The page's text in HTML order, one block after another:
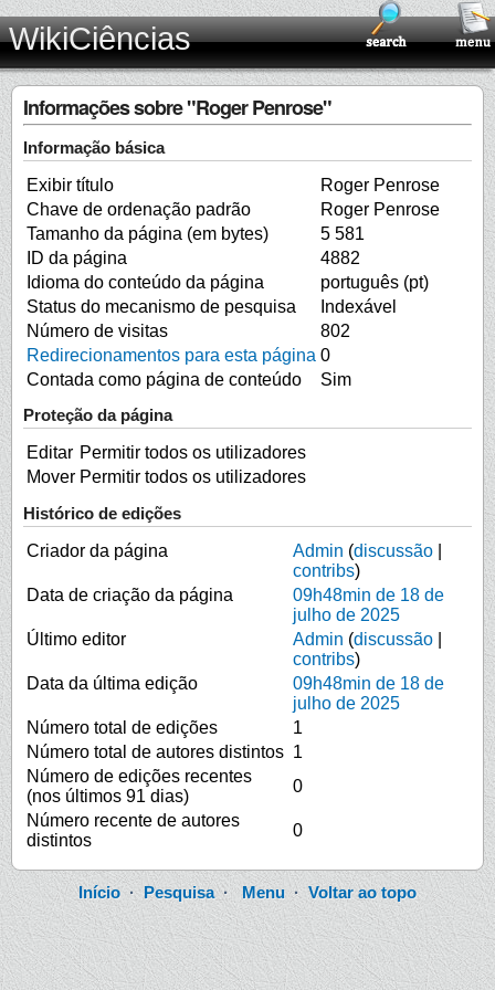
WikiCiências
Informações sobre "Roger Penrose"
Informação básica
Exibir título
Roger Penrose
Chave de ordenação padrão
Roger Penrose
Tamanho da página (em bytes)
5 581
ID da página
4882
Idioma do conteúdo da página
português (pt)
Status do mecanismo de pesquisa
Indexável
Número de visitas
802
Redirecionamentos para esta página 0
Contada como página de conteúdo
Sim
Proteção da página
Editar Permitir todos os utilizadores
Mover Permitir todos os utilizadores
Histórico de edições
Criador da página
Admin (discussão
contribs)
Data de criação da página
09h48min de 18 de
julho de 2025
Último editor
Admin (discussão
contribs)
Data da última edição
09h48min de 18 de
julho de 2025
Número total de edições
1
Número total de autores distintos 1
Número de edições recentes
(nos últimos 91 dias)
0
Número recente de autores
distintos
0
Início ·Pesquisa· Menu ·Voltar ao topo